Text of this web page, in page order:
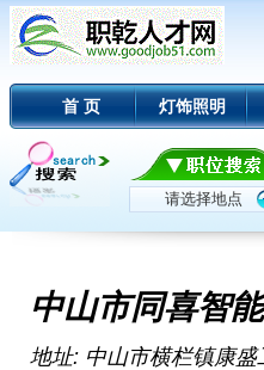
首 页 灯饰照明
中山市同喜智
地址: 中山市横栏镇康